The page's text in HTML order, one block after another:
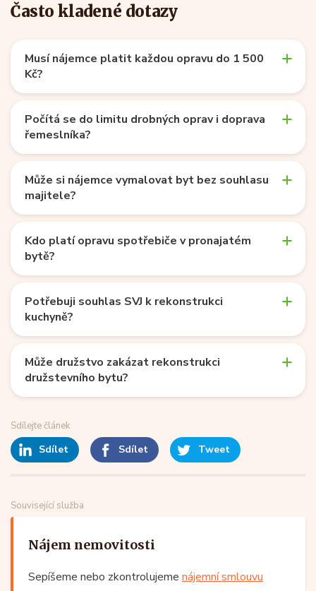
Často kladené dotazy
Musí nájemce platit každou opravu do 1 500
Kč?
Počítá se do limitu drobných oprav i doprava
řemeslníka?
Může si nájemce vymalovat byt bez souhlasu
majitele?
Kdo platí opravu spotřebiče v pronajatém
bytě?
Potřebuji souhlas SVJ k rekonstrukci
kuchyně?
Může družstvo zakázat rekonstrukci
družstevního bytu?
Sdílejte článek
Sdílet Sdílet Tweet
Související služba
Nájem nemovitosti
Sepíšeme nebo zkontrolujeme nájemní smlouvu